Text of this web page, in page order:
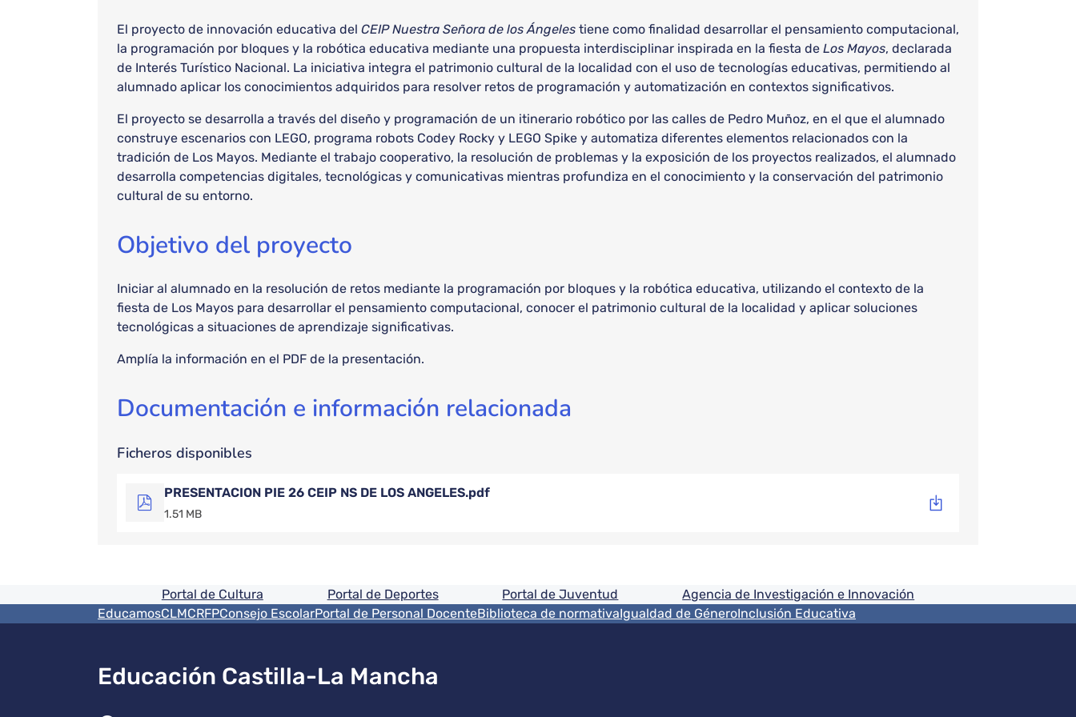
El proyecto de innovación educativa del CEIP Nuestra Señora de los Ángeles tiene como finalidad desarrollar el pensamiento computacional,
la programación por bloques y la robótica educativa mediante una propuesta interdisciplinar inspirada en la fiesta de Los Mayos, declarada
de Interés Turístico Nacional. La iniciativa integra el patrimonio cultural de la localidad con el uso de tecnologías educativas, permitiendo al
alumnado aplicar los conocimientos adquiridos para resolver retos de programación y automatización en contextos significativos.
El proyecto se desarrolla a través del diseño y programación de un itinerario robótico por las calles de Pedro Muñoz, en el que el alumnado
construye escenarios con LEGO, programa robots Codey Rocky y LEGO Spike y automatiza diferentes elementos relacionados con la
tradición de Los Mayos. Mediante el trabajo cooperativo, la resolución de problemas y la exposición de los proyectos realizados, el alumnado
desarrolla competencias digitales, tecnológicas y comunicativas mientras profundiza en el conocimiento y la conservación del patrimonio
cultural de su entorno.
Objetivo del proyecto
Iniciar al alumnado en la resolución de retos mediante la programación por bloques y la robótica educativa, utilizando el contexto de la
fiesta de Los Mayos para desarrollar el pensamiento computacional, conocer el patrimonio cultural de la localidad y aplicar soluciones
tecnológicas a situaciones de aprendizaje significativas.
Amplía la información en el PDF de la presentación.
Documentación e información relacionada
Ficheros disponibles
PRESENTACION PIE 26 CEIP NS DE LOS ANGELES.pdf
1.51 MB
Pie de pagina información
Portal de Cultura Portal de Deportes Portal de Juventud Agencia de Investigación e Innovación
Menú del pie
EducamosCLMCRFPConsejo EscolarPortal de Personal DocenteBiblioteca de normativaIgualdad de GéneroInclusión Educativa
Educación Castilla-La Mancha